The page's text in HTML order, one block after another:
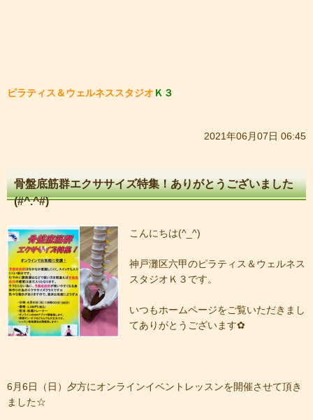
ピラティス＆ウェルネススタジオ Ｋ３
2021年06月07日 06:45
骨盤底筋群エクササイズ特集！ありがとうございました
(#^.^#)
こんにちは(^_^)
神戸灘区六甲のピラティス＆ウェルネス
スタジオＫ３です。
いつもホームページをご覧いただきまし
てありがとうございます✿
6月6日（日）夕方にオンラインイベントレッスンを開催させて頂き
ました☆